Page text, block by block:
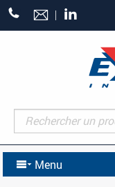
+33
(0)5
Menu